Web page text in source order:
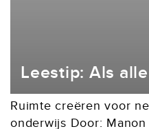
Leestip: Als
Ruimte creëren voor
onderwijs Door: